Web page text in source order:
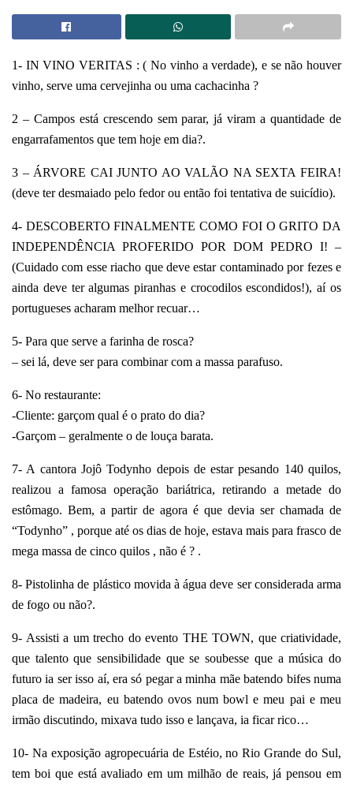
1- IN VINO VERITAS : ( No vinho a verdade), e se não houver
vinho, serve uma cervejinha ou uma cachacinha ?
2 – Campos está crescendo sem parar, já viram a quantidade de
engarrafamentos que tem hoje em dia?.
3 – ÁRVORE CAI JUNTO AO VALÃO NA SEXTA FEIRA!
(deve ter desmaiado pelo fedor ou então foi tentativa de suicídio).
4- DESCOBERTO FINALMENTE COMO FOI O GRITO DA
INDEPENDÊNCIA PROFERIDO POR DOM PEDRO I! –
(Cuidado com esse riacho que deve estar contaminado por fezes e
ainda deve ter algumas piranhas e crocodilos escondidos!), aí os
portugueses acharam melhor recuar…
5- Para que serve a farinha de rosca?
– sei lá, deve ser para combinar com a massa parafuso.
6- No restaurante:
-Cliente: garçom qual é o prato do dia?
-Garçom – geralmente o de louça barata.
7- A cantora Jojô Todynho depois de estar pesando 140 quilos,
realizou a famosa operação bariátrica, retirando a metade do
estômago. Bem, a partir de agora é que devia ser chamada de
“Todynho” , porque até os dias de hoje, estava mais para frasco de
mega massa de cinco quilos , não é ? .
8- Pistolinha de plástico movida à água deve ser considerada arma
de fogo ou não?.
9- Assisti a um trecho do evento THE TOWN, que criatividade,
que talento que sensibilidade que se soubesse que a música do
futuro ia ser isso aí, era só pegar a minha mãe batendo bifes numa
placa de madeira, eu batendo ovos num bowl e meu pai e meu
irmão discutindo, mixava tudo isso e lançava, ia ficar rico…
10- Na exposição agropecuária de Estéio, no Rio Grande do Sul,
tem boi que está avaliado em um milhão de reais, já pensou em